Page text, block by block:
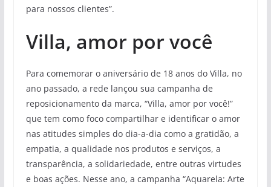
para nossos clientes”.
Villa, amor por você
Para comemorar o aniversário de 18 anos do Villa, no
ano passado, a rede lançou sua campanha de
reposicionamento da marca, “Villa, amor por você!”
que tem como foco compartilhar e identificar o amor
nas atitudes simples do dia-a-dia como a gratidão, a
empatia, a qualidade nos produtos e serviços, a
transparência, a solidariedade, entre outras virtudes
e boas ações. Nesse ano, a campanha “Aquarela: Arte